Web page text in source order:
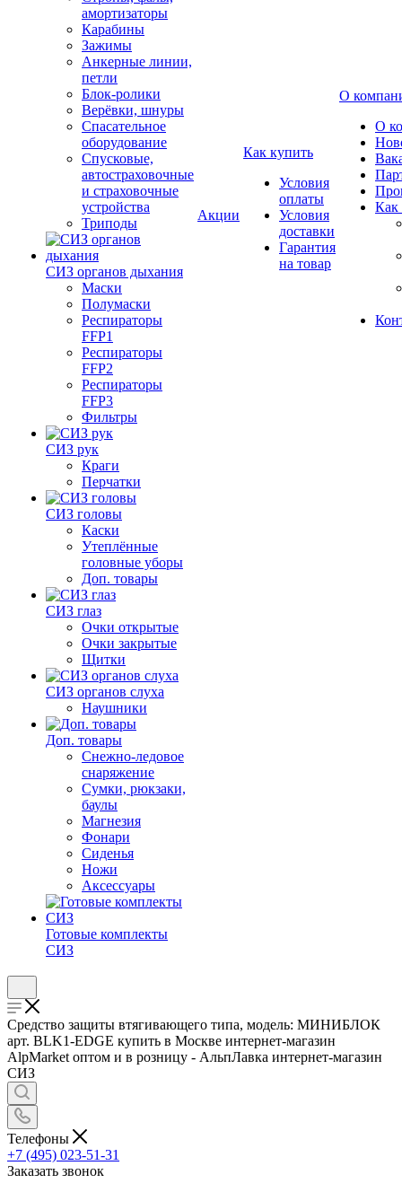
амортизаторы
Карабины
Зажимы
Анкерные линии,
петли
Блок-ролики
Верёвки, шнуры
Спасательное
оборудование
Спусковые,
автостраховочные
и страховочные
устройства
Триподы
СИЗ органов дыхания
Маски
Полумаски
Респираторы
FFP1
Респираторы
FFP2
Респираторы
FFP3
Фильтры
СИЗ рук
Краги
Перчатки
СИЗ головы
Каски
Утеплённые
головные уборы
Доп. товары
СИЗ глаз
Очки открытые
Очки закрытые
Щитки
СИЗ органов слуха
Наушники
Доп. товары
Снежно-ледовое
снаряжение
Сумки, рюкзаки,
баулы
Магнезия
Фонари
Сиденья
Ножи
Аксессуары
Готовые комплекты
СИЗ
Акции
Как купить
Условия
оплаты
Условия
доставки
Гарантия
на товар
О
О
Как
Средство защиты втягивающего типа, модель: МИНИБЛОК
арт. BLK1-EDGE купить в Москве интернет-магазин
AlpMarket оптом и в розницу - АльпЛавка интернет-магазин
СИЗ
Телефоны
+7 (495) 023-51-31
Заказать звонок